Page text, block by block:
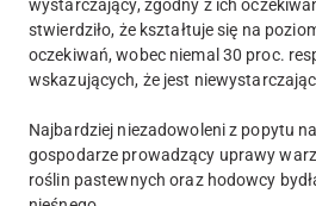
wystarczający, zgodny z ich
stwierdziło, że kształtuje się na
oczekiwań, wobec niemal 30 proc.
wskazujących, że jest
Najbardziej niezadowoleni z popytu
gospodarze prowadzący uprawy
roślin pastewnych oraz hodowcy